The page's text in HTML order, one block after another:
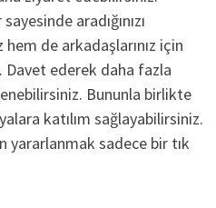
aradığınızı
de arkadaşlarınız için
Davet ederek daha fazla
Bununla birlikte
katılım sağlayabilirsiniz.
yararlanmak sadece bir tık